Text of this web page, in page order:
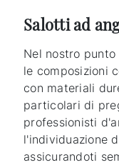
Salotti ad
Nel nostro
le composizioni
con materiali
particolari di
professionisti
l'individuazione
assicurandoti